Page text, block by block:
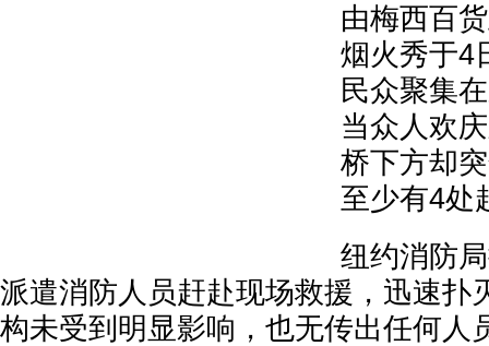
由梅西百
烟火秀于4
民众聚集
当众人欢
桥下方却
至少有4处
纽约消防
派遣消防人员赶赴现场救援，迅速扑
构未受到明显影响，也无传出任何人